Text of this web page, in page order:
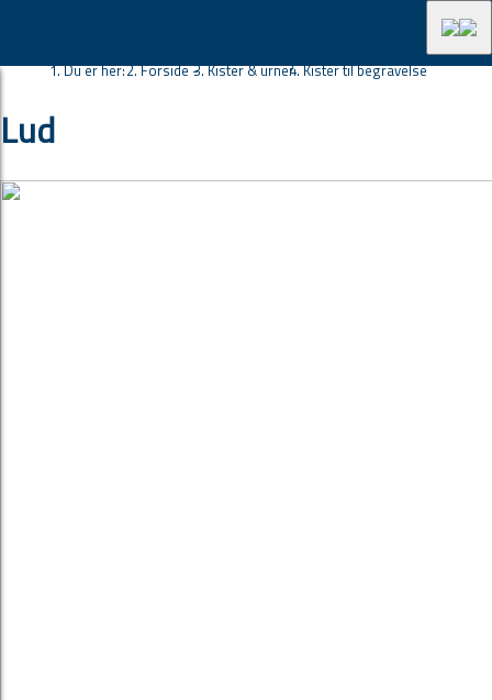
Du er her: Forside - Kister & urner Kister til begravelse
Lud